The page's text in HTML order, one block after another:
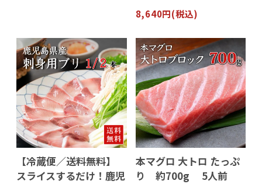
8,640円(税込)
【冷蔵便／送料無料】
スライスするだけ！鹿児
本マグロ 大トロ たっぷ
り 約700g 5人前